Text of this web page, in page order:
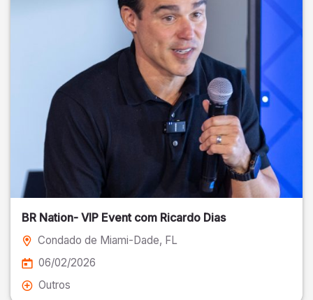
BR Nation- VIP Event com Ricardo Dias
Condado de Miami-Dade, FL
06/02/2026
Outros